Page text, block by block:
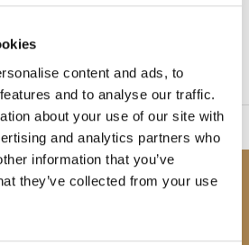
content and ads, to
and to analyse our traffic.
about your use of our site with
and analytics partners who
information that you’ve
they’ve collected from your use
Page 1 de 1
informés !
infolettre pour ne rien